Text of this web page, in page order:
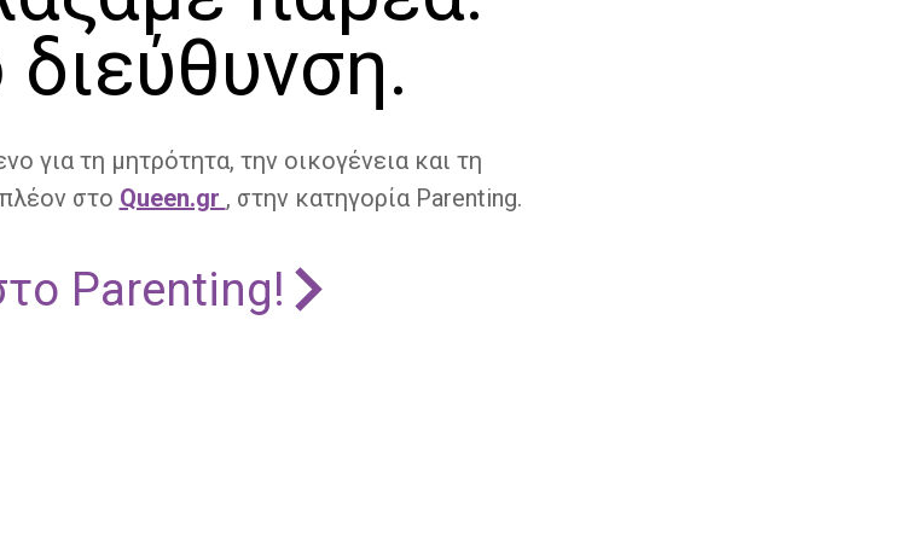
για τη μητρότητα, την οικογένεια και τη
στο Queen.gr , στην κατηγορία Parenting.
Parenting!